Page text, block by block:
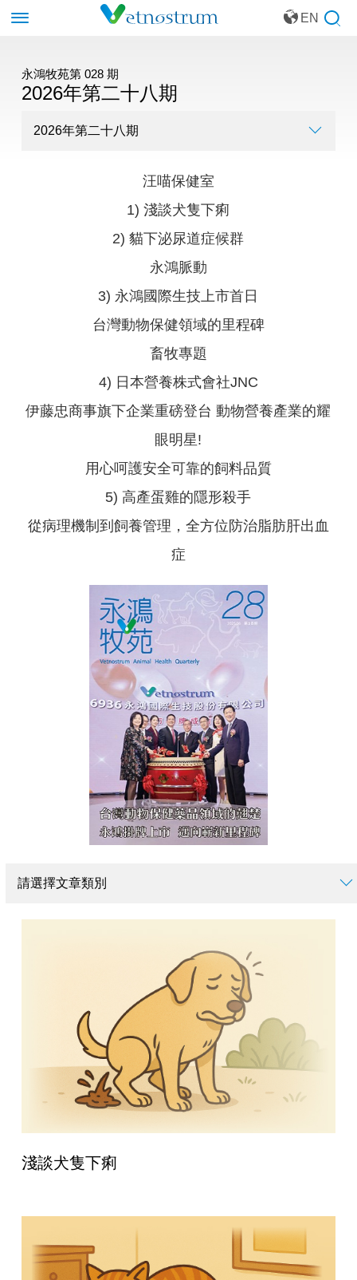
EN
永鴻牧苑第 028 期
2026年第二十八期
汪喵保健室
1) 淺談犬隻下痢
2) 貓下泌尿道症候群
永鴻脈動
3) 永鴻國際生技上市首日
台灣動物保健領域的里程碑
畜牧專題
4) 日本營養株式會社JNC
伊藤忠商事旗下企業重磅登台 動物營養產業的耀
眼明星!
用心呵護安全可靠的飼料品質
5) 高產蛋雞的隱形殺手
從病理機制到飼養管理，全方位防治脂肪肝出血
症
淺談犬隻下痢